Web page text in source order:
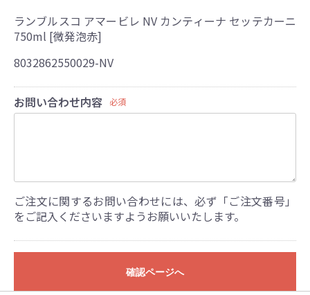
ランブルスコ アマービレ NV カンティーナ セッテカーニ
750ml [微発泡赤]
8032862550029-NV
お問い合わせ内容 必須
ご注文に関するお問い合わせには、必ず「ご注文番号」
をご記入くださいますようお願いいたします。
確認ページへ